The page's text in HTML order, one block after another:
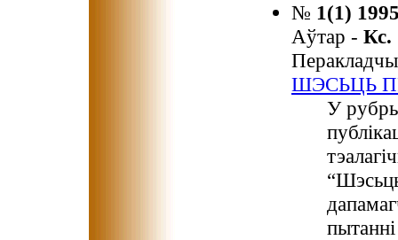
№ 1(1)
Аўтар -
ШЭСЬЦЬ
У